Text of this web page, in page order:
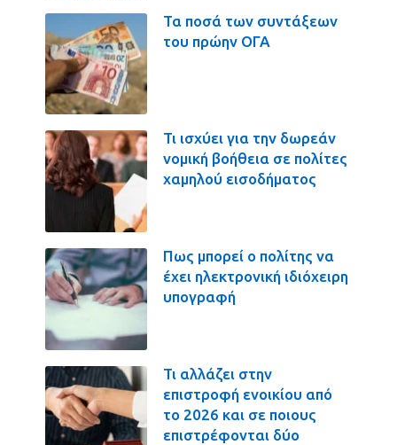
Τα ποσά των συντάξεων
του πρώην ΟΓΑ
Τι ισχύει για την δωρεάν
νομική βοήθεια σε πολίτες
χαμηλού εισοδήματος
Πως μπορεί ο πολίτης να
έχει ηλεκτρονική ιδιόχειρη
υπογραφή
Τι αλλάζει στην
επιστροφή ενοικίου από
το 2026 και σε ποιους
επιστρέφονται δύο